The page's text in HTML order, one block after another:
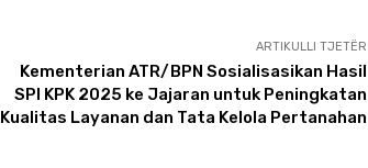
ARTIKULLI TJETËR
Kementerian ATR/BPN Sosialisasikan Hasil
SPI KPK 2025 ke Jajaran untuk Peningkatan
Kualitas Layanan dan Tata Kelola Pertanahan